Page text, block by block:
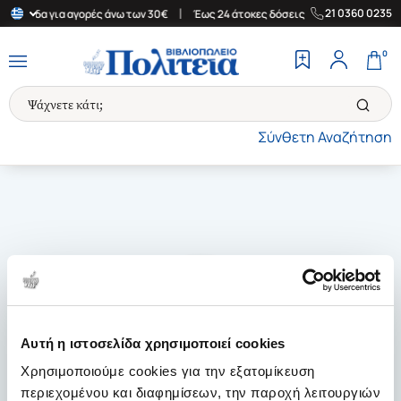
Αυτή η ιστοσελίδα χρησιμοποιεί cookies
Χρησιμοποιούμε cookies για την εξατομίκευση
περιεχομένου και διαφημίσεων, την παροχή λειτουργιών
για αγορές άνω των 30€ | Έως 24 άτοκες δόσεις | Δωρεάν
21 0360 0235
Σύνθετη Αναζήτηση
0